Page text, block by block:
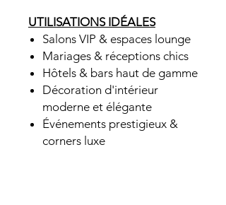
UTILISATIONS IDÉALES
Salons VIP & espaces lounge
Mariages & réceptions chics
Hôtels & bars haut de gamme
Décoration d'intérieur
moderne et élégante
Événements prestigieux &
corners luxe